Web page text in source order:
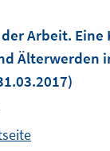
Arbeit.
Älterwerden